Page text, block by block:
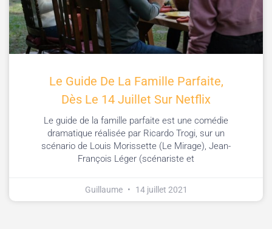
Le Guide De La Famille Parfaite,
Dès Le 14 Juillet Sur Netflix
Le guide de la famille parfaite est une comédie
dramatique réalisée par Ricardo Trogi, sur un
scénario de Louis Morissette (Le Mirage), Jean-
François Léger (scénariste et
Guillaume 14 juillet 2021